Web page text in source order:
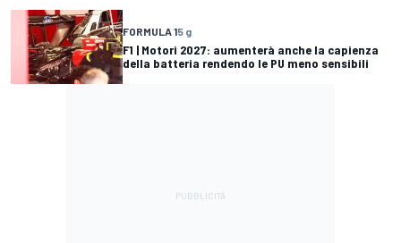
FORMULA 15 g
F1 | Motori 2027: aumenterà anche la capienza
della batteria rendendo le PU meno sensibili